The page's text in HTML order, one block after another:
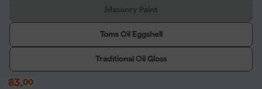
Toms Oil Eggshell
Traditional Oil Gloss
83,00